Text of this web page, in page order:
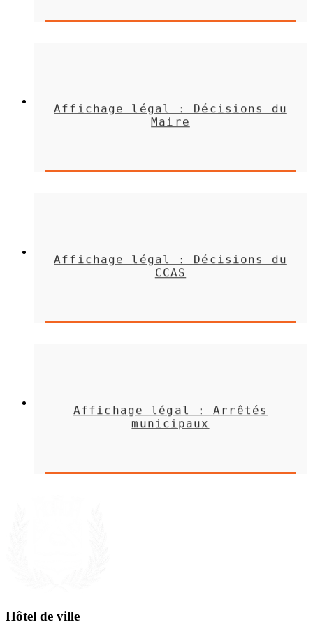
Affichage légal : Décisions du
Maire
Affichage légal : Décisions du
CCAS
Affichage légal : Arrêtés
municipaux
Hôtel de ville